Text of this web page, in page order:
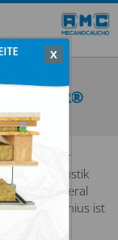
X
Der
Akustik
Lateral
Nonius ist